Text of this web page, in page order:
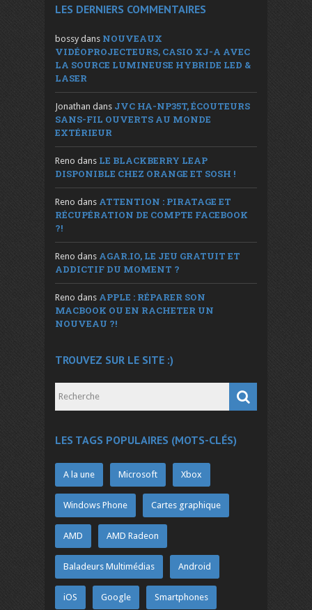
LES DERNIERS COMMENTAIRES
bossy dans NOUVEAUX
VIDÉOPROJECTEURS, CASIO XJ-A AVEC
LA SOURCE LUMINEUSE HYBRIDE LED &
LASER
Jonathan dans JVC HA-NP35T, ÉCOUTEURS
SANS-FIL OUVERTS AU MONDE
EXTÉRIEUR
Reno dans LE BLACKBERRY LEAP
DISPONIBLE CHEZ ORANGE ET SOSH !
Reno dans ATTENTION : PIRATAGE ET
RÉCUPÉRATION DE COMPTE FACEBOOK
?!
Reno dans AGAR.IO, LE JEU GRATUIT ET
ADDICTIF DU MOMENT ?
Reno dans APPLE : RÉPARER SON
MACBOOK OU EN RACHETER UN
NOUVEAU ?!
TROUVEZ SUR LE SITE :)
LES TAGS POPULAIRES (MOTS-CLÉS)
A la une Microsoft Xbox
Windows Phone Cartes graphique
AMD AMD Radeon
Baladeurs Multimédias Android
iOS Google Smartphones